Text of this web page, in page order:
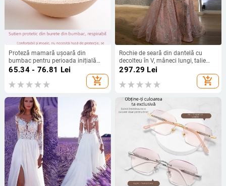
Proteză mamară ușoară din
bumbac pentru perioada inițială
post-mastectomie, pernă din burete
lavabilă la mâna, potrivită pentru
înot.
65.34 - 76.81 Lei
add_shopping_cart
Rochie de seară din dantelă cu
decolteu în V, mâneci lungi, talie
înaltă, croială prințesă, tren lung
297.29 Lei
add_shopping_cart